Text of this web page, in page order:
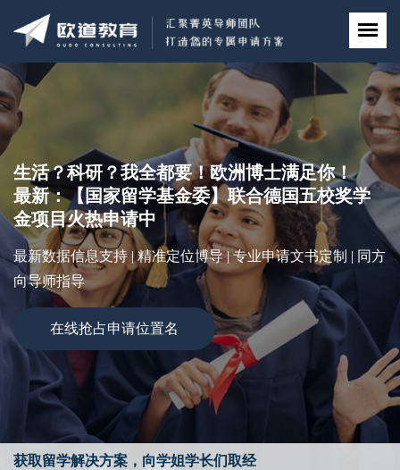
生活？科研？我全都要！欧洲博士满足你！
最新：【国家留学基金委】联合德国五校奖学
金项目火热申请中
最新数据信息支持 | 精准定位博导 | 专业申请文书定制 | 同方
向导师指导
在线抢占申请位置名
获取留学解决方案，向学姐学长们取经